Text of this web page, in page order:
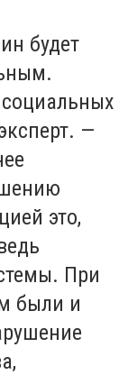
будет
—
это,
При
были и